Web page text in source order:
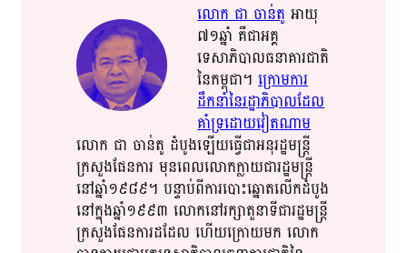
លោក​ ជា​​ ចាន់​តូ​ អាយុ​​
៧១​​ឆ្នាំ​ ​គឺជា​អគ្គ​​​
ទេសាភិបាល​​ធនាគារជាតិ​​
នៃ​​កម្ពុជា​​។​ក្រោម​ការ​​
ដឹកនាំ​​នៃ​រដ្ឋាភិបាល​​ដែល​
គាំទ្រ​​ដោយ​​វៀតណាម​​
លោក​ ជា​ ចាន់​តូ​​ ដំបូង​​ឡើយ​​ធ្វើ​​ជា​​អនុរដ្ឋ​មន្ត្រី​
ក្រសួង​​ផែន​​ការ​​ មុន​​ពេល​​​លោក​​ក្លាយ​​ជា​​រដ្ឋមន្ត្រី​​
នៅ​ឆ្នាំ​​១៩៨៩​​។​ បន្ទាប់ពី​​ការ​​បោះ​​ឆ្នោត​​លើក​​ដំបូង​​
នៅ​​ក្នុង​​ឆ្នាំ​​១៩៩៣​ លោក​​នៅ​​រក្សា​​តួនាទី​​ជា​​រដ្ឋមន្ត្រី​​
ក្រសួង​​ផែន​​ការ​ដដែល​ ហើយ​​ក្រោយមក​​ លោក​​